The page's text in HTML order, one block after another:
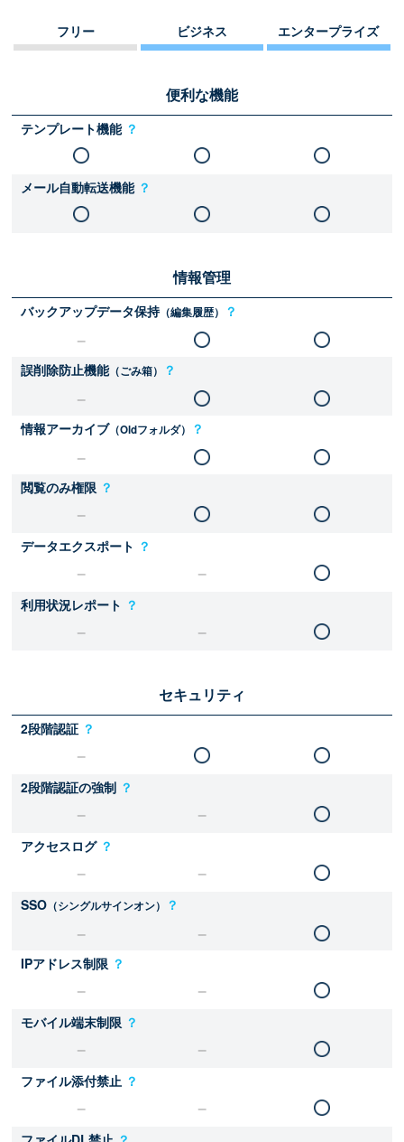
フリー ビジネス エンタープライズ
便利な機能
テンプレート機能 ？
メール自動転送機能 ？
情報管理
バックアップデータ保持（編集履歴） ？
誤削除防止機能（ごみ箱） ？
情報アーカイブ（Oldフォルダ） ？
閲覧のみ権限 ？
データエクスポート ？
利用状況レポート ？
セキュリティ
2段階認証 ？
2段階認証の強制 ？
アクセスログ ？
SSO （シングルサインオン） ？
IPアドレス制限 ？
モバイル端末制限 ？
ファイル添付禁止 ？